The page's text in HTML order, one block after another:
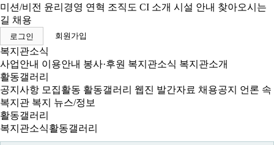
미션/비전 윤리경영 연혁 조직도 CI 소개 시설 안내 찾아오시는
길 채용
로그인 회원가입
복지관소식
사업안내 이용안내 봉사·후원 복지관소식 복지관소개
활동갤러리
공지사항 모집활동 활동갤러리 웹진 발간자료 채용공지
언론 속
복지관 복지 뉴스/정보
활동갤러리
복지관소식활동갤러리